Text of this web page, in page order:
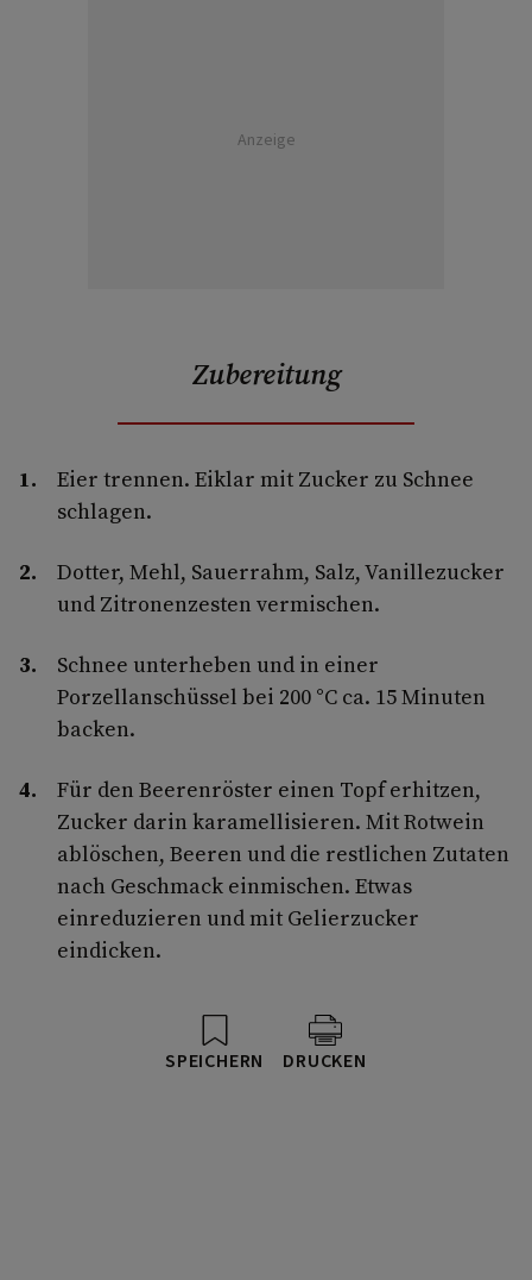
Anzeige
Zubereitung
Eier trennen. Eiklar mit Zucker zu Schnee
schlagen.
Dotter, Mehl, Sauerrahm, Salz, Vanillezucker
und Zitronenzesten vermischen.
Schnee unterheben und in einer
Porzellanschüssel bei 200 °C ca. 15 Minuten
backen.
Für den Beerenröster einen Topf erhitzen,
Zucker darin karamellisieren. Mit Rotwein
ablöschen, Beeren und die restlichen Zutaten
nach Geschmack einmischen. Etwas
einreduzieren und mit Gelierzucker
eindicken.
SPEICHERN DRUCKEN